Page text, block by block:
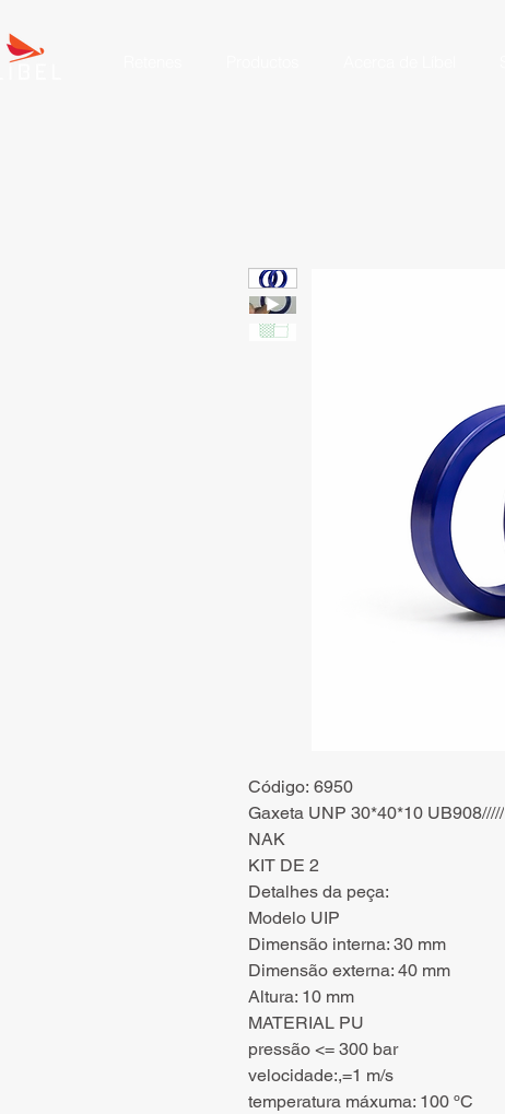
Código: 6950
Gaxeta UNP 30*40*10 UB908/////
NAK
KIT DE 2
Detalhes da peça:
Modelo UIP
Dimensão interna: 30 mm
Dimensão externa: 40 mm
Altura: 10 mm
MATERIAL PU
pressão <= 300 bar
velocidade:,=1 m/s
temperatura máxuma: 100 ºC